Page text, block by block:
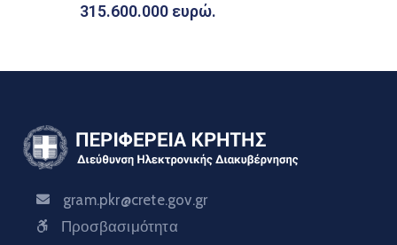
315.600.000 ευρώ.
gram.pkr@crete.gov.gr
Προσβασιμότητα